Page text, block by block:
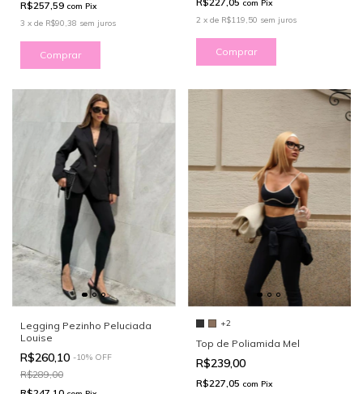
R$257,59 com Pix
3 x de R$90,38 sem juros
Comprar
com Pix
2 x de R$119,50 sem juros
Comprar
Legging Pezinho Peluciada
Louise
R$260,10 -10% OFF
R$289,00
+2
Top de Poliamida Mel
R$239,00
R$227,05 com Pix